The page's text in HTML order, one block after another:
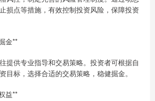
损点等措施，有效控制投资风险，保障投资
金**
提供专业指导和交易策略。投资者可根据自
目标，选择合适的交易策略，稳健掘金。
益**